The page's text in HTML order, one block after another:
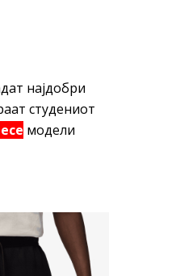
најдобри
студениот
модели